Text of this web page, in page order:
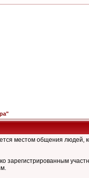
местом общения
зарегистрированным